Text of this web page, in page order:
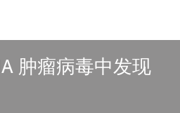
肿瘤病毒中发现